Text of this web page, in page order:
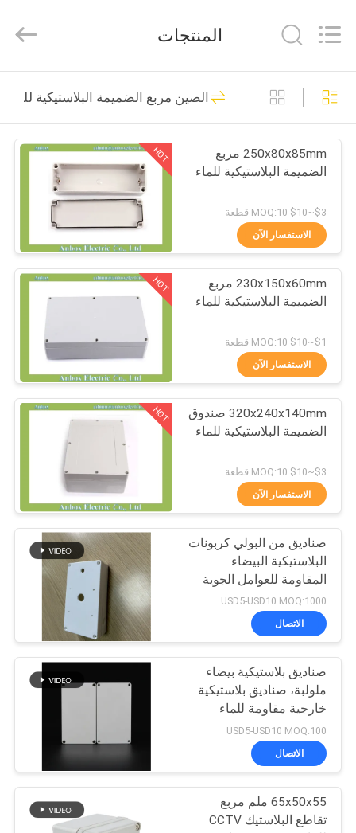
منزل،
بيت
منتجات
معلومات
جولة
المعمل
مراقبة
الجودة
اتصل
اطلب
اقتباس
SHOPPING ONLINE
خريطة
الموقع
PRIVACY
POLICY
Ltd,.
Reserved.
صندوق الضميمة
عضلات المعدة
34
مربع الضميمة
البلاستيكية للماء
26
صندوق تقاطع كهربائي
بلاستيكي
42
حاويات غطاء واضحة
22
حاوية بلاستيكية مثبتة
22
المنتجات
الصين مربع الضميمة البلاستيكية للماء
HOT
250x80x85mm مربع
الضميمة البلاستيكية للماء
$3~$10 MOQ:10 قطعة
الاستفسار الآن
HOT
230x150x60mm مربع
الضميمة البلاستيكية للماء
$1~$10 MOQ:10 قطعة
الاستفسار الآن
HOT
320x240x140mm صندوق
الضميمة البلاستيكية للماء
$3~$10 MOQ:10 قطعة
الاستفسار الآن
صناديق من البولي كربونات
البلاستيكية البيضاء
المقاومة للعوامل الجوية
والمثبتة للأشعة فوق
البنفسجية للأجهزة
الإلكترونية الخارجية
USD5-USD10 MOQ:1000
الاتصال
صناديق بلاستيكية بيضاء
ملولبة، صناديق بلاستيكية
خارجية مقاومة للماء
للكهرباء
USD5-USD10 MOQ:100
الاتصال
65x50x55 ملم مربع
تقاطع البلاستيك CCTV